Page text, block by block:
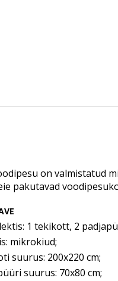
on valmistatud
pakutavad
1 tekikott, 2
mikrokiud;
suurus: 200x220 cm;
suurus: 70x80 cm;